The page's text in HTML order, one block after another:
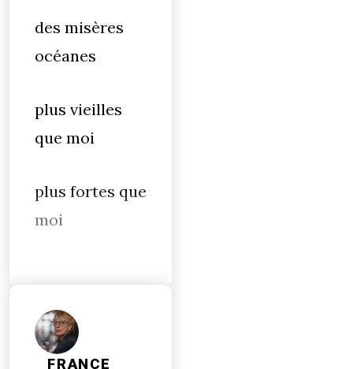
des misères
océanes
plus vieilles
que moi
plus fortes que
moi
FRANCE